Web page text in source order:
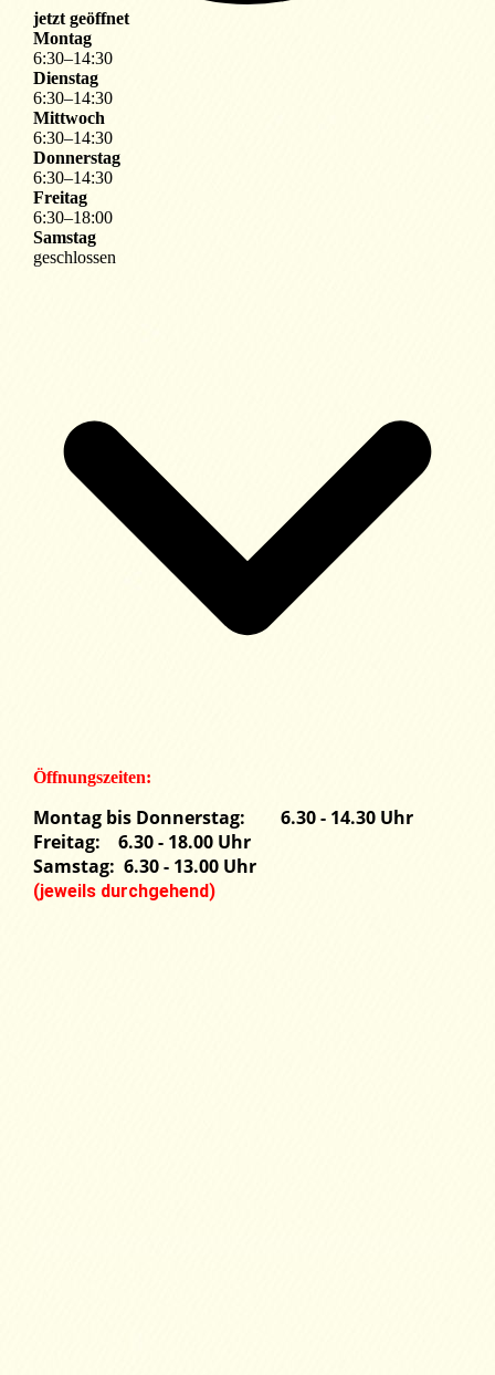
jetzt geöffnet
Montag
6:30–14:30
Dienstag
6:30–14:30
Mittwoch
6:30–14:30
Donnerstag
6:30–14:30
Freitag
6:30–18:00
Samstag
geschlossen
Öffnungszeiten:
Montag bis Donnerstag: 6.30 - 14.30 Uhr
Freitag: 6.30 - 18.00 Uhr
Samstag: 6.30 - 13.00 Uhr
(jeweils durchgehend)